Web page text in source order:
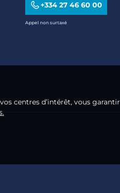
+334 27 46 60 00
Appel non surtaxé
centres d’intérêt, vous garantir